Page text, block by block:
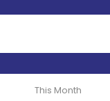
This Month